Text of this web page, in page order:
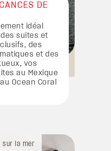
DE
idéal
suites et
des
et des
vos
au Mexique
Ocean Coral
sur la mer